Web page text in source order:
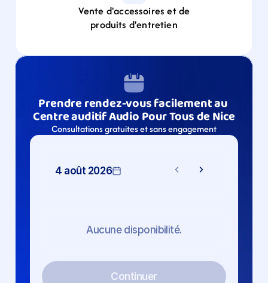
Vente d'accessoires et de
produits d'entretien
Prendre rendez-vous facilement au
Centre auditif Audio Pour Tous de Nice
Consultations gratuites et sans engagement
4 août 2026
Aucune disponibilité.
Continuer